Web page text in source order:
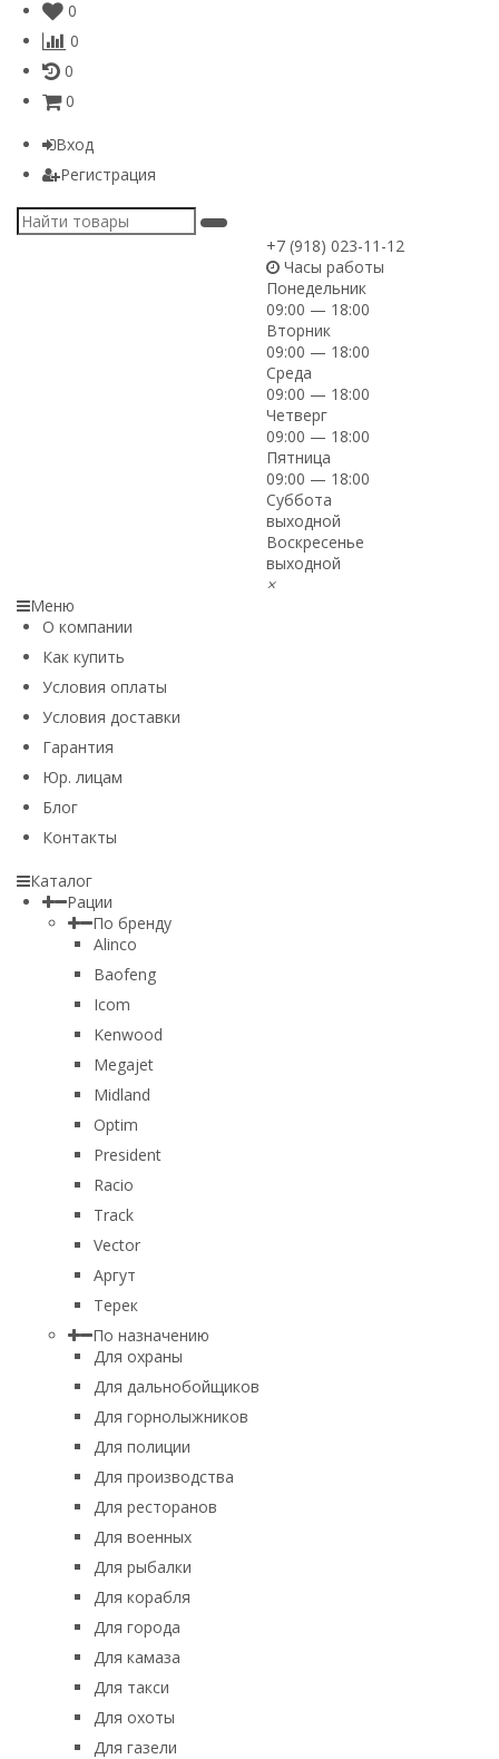
0
0
0
0
Вход
Регистрация
+7 (918) 023-11-12
Часы работы
Понедельник
09:00 — 18:00
Вторник
09:00 — 18:00
Среда
09:00 — 18:00
Четверг
09:00 — 18:00
Пятница
09:00 — 18:00
Суббота
выходной
Воскресенье
выходной
×
Меню
О компании
Как купить
Условия оплаты
Условия доставки
Гарантия
Юр. лицам​
Блог
Контакты
Каталог
Рации
По бренду
Alinco
Baofeng
Icom
Kenwood
Megajet
Midland
Optim
President
Racio
Track
Vector
Аргут
Терек
По назначению
Для охраны
Для дальнобойщиков
Для горнолыжников
Для полиции
Для производства
Для ресторанов
Для военных
Для рыбалки
Для корабля
Для города
Для камаза
Для такси
Для охоты
Для газели